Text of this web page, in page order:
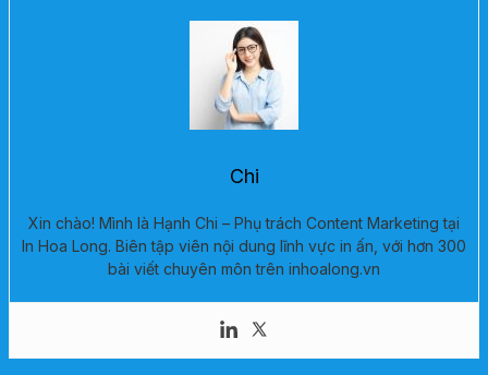
Chi
Xin chào! Mình là Hạnh Chi – Phụ trách Content Marketing tại
In Hoa Long. Biên tập viên nội dung lĩnh vực in ấn, với hơn 300
bài viết chuyên môn trên inhoalong.vn